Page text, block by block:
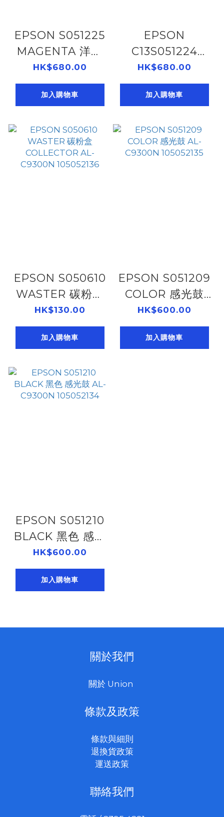
EPSON S051225
MAGENTA 洋紅
感光鼓 C500DN
105052159
HK$680.00
加入購物車
EPSON
C13S051224
YELLOW 黃色感
光鼓 C500DN
105052158
HK$680.00
加入購物車
EPSON S050610
WASTER 碳粉盒
COLLECTOR AL-
C9300N
105052136
HK$130.00
加入購物車
EPSON S051209
COLOR 感光鼓
AL-C9300N
105052135
HK$600.00
加入購物車
EPSON S051210
BLACK 黑色 感光
鼓 AL-C9300N
105052134
HK$600.00
加入購物車
關於我們
關於 Union
條款及政策
條款與細則
退換貨政策
運送政策
聯絡我們